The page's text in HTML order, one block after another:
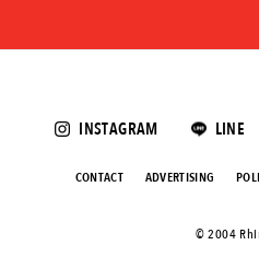
INSTAGRAM LINE
CONTACT ADVERTISING
©️ 2004